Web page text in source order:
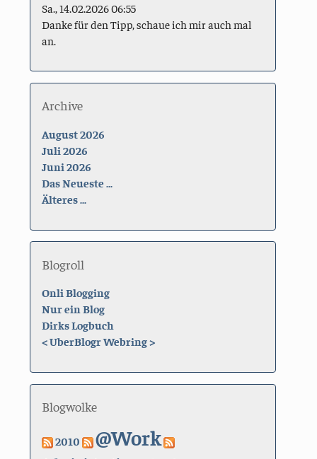
Sa., 14.02.2026 06:55
Danke für den Tipp, schaue ich mir auch mal
an.
Archive
August 2026
Juli 2026
Juni 2026
Das Neueste ...
Älteres ...
Blogroll
Onli Blogging
Nur ein Blog
Dirks Logbuch
<UberBlogr Webring>
Blogwolke
2010 @Work